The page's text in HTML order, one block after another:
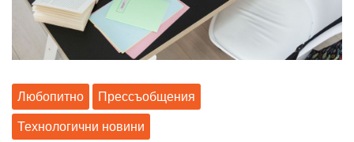
Любопитно
Прессъобщения
Технологични новини